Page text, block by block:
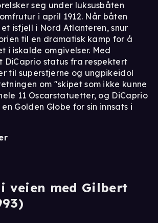
seg under luksusbåten
i april 1912. Når båten
isfjell i Nord Atlanteren, snur
til en dramatisk kamp for å
i iskalde omgivelser. Med
DiCaprio status fra respektert
til superstjerne og ungpikeidol
om "skipet som ikke kunne
11 Oscarstatuetter, og DiCaprio
Golden Globe for sin innsats i
veien med Gilbert